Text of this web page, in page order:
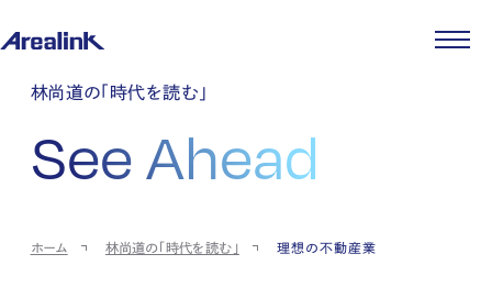
企業情報
企業理念
会社概要
コーポレートガバナンス
ストレージ事業
パートナー制度
土地権利整備事業
IR情報
IRカレンダー
IRポリシー
ニュース
林尚道の「時代を読む」
See Ahead
ホーム 林尚道の「時代を読む」 理想の不動産業